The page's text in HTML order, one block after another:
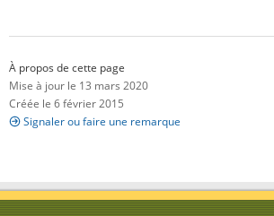
À propos de cette page
Mise à jour le 13 mars 2020
Créée le 6 février 2015
Signaler ou faire une remarque